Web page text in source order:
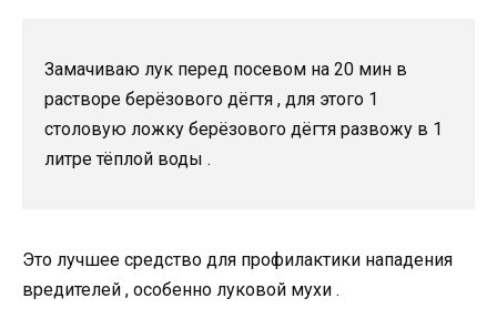
Замачиваю лук перед посевом на 20 мин в
растворе берёзового дёгтя , для этого 1
столовую ложку берёзового дёгтя развожу в 1
литре тёплой воды .
Это лучшее средство для профилактики нападения
вредителей , особенно луковой мухи .